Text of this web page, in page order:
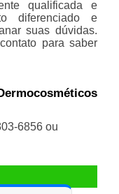
qualificada e
diferenciado e
suas dúvidas.
para saber
6856 ou